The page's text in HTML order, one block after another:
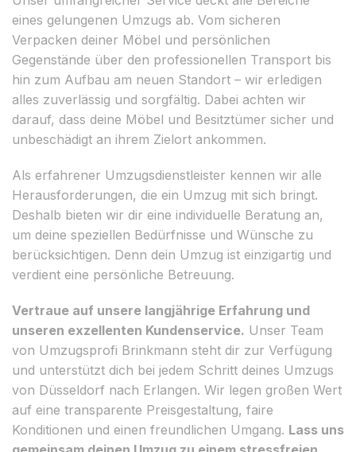
eines gelungenen Umzugs ab. Vom sicheren
Verpacken deiner Möbel und persönlichen
Gegenstände über den professionellen Transport bis
hin zum Aufbau am neuen Standort – wir erledigen
alles zuverlässig und sorgfältig. Dabei achten wir
darauf, dass deine Möbel und Besitztümer sicher und
unbeschädigt an ihrem Zielort ankommen.
Als erfahrener Umzugsdienstleister kennen wir alle
Herausforderungen, die ein Umzug mit sich bringt.
Deshalb bieten wir dir eine individuelle Beratung an,
um deine speziellen Bedürfnisse und Wünsche zu
berücksichtigen. Denn dein Umzug ist einzigartig und
verdient eine persönliche Betreuung.
Vertraue auf unsere langjährige Erfahrung und
unseren exzellenten Kundenservice. Unser Team
von Umzugsprofi Brinkmann steht dir zur Verfügung
und unterstützt dich bei jedem Schritt deines Umzugs
von Düsseldorf nach Erlangen. Wir legen großen Wert
auf eine transparente Preisgestaltung, faire
Konditionen und einen freundlichen Umgang. Lass uns